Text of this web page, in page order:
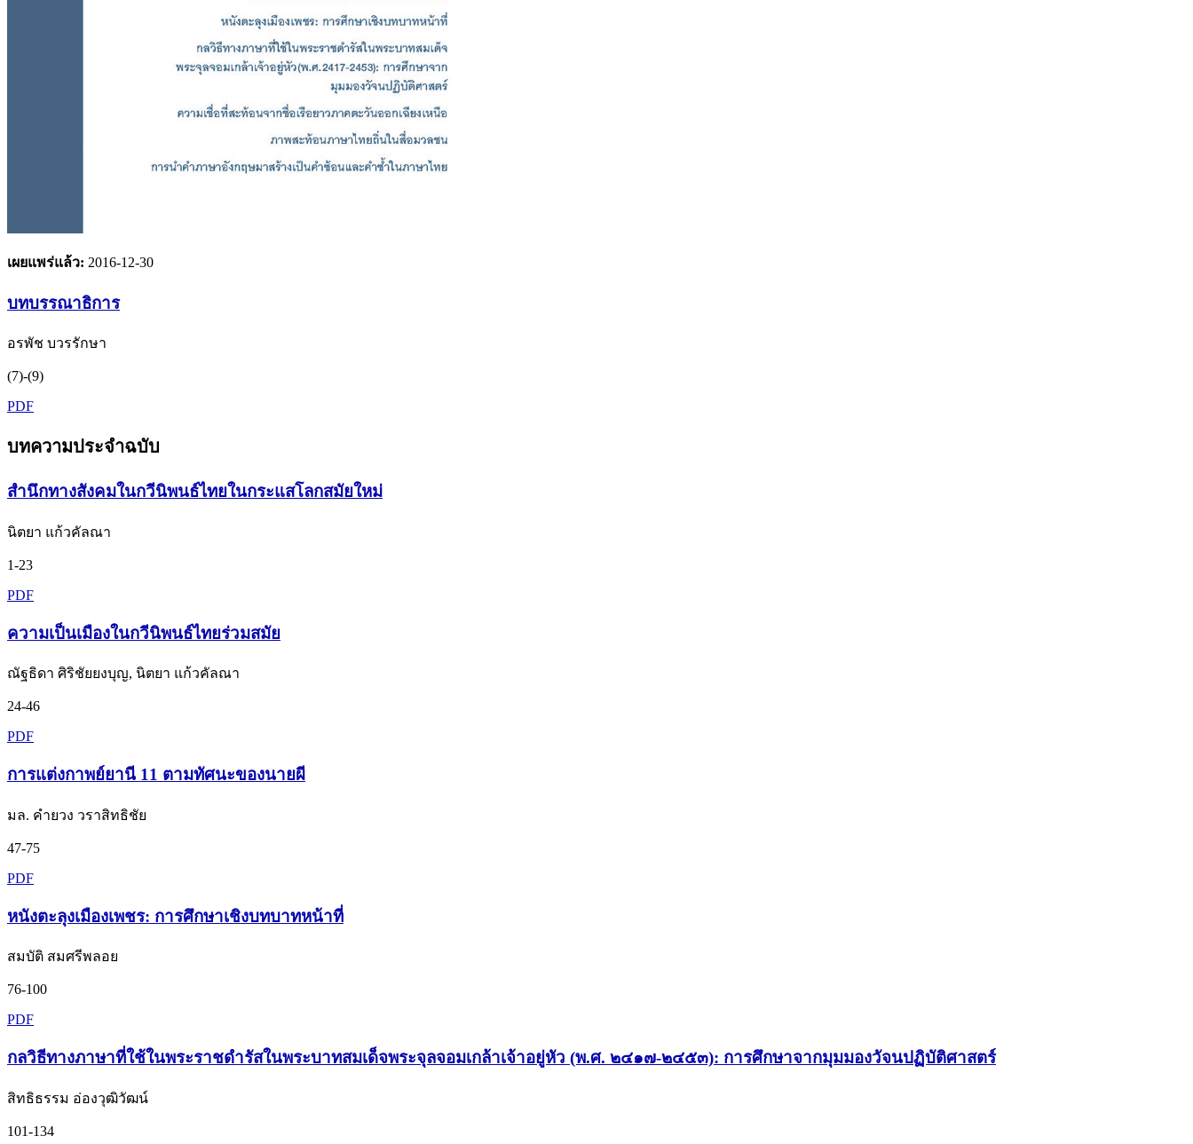
เผยแพร่แล้ว: 2016-12-30
บทบรรณาธิการ
อรพัช บวรรักษา
(7)-(9)
PDF
บทความประจำฉบับ
สำนึกทางสังคมในกวีนิพนธ์ไทยในกระแสโลกสมัยใหม่
นิตยา แก้วคัลณา
1-23
PDF
ความเป็นเมืองในกวีนิพนธ์ไทยร่วมสมัย
ณัฐธิดา ศิริชัยยงบุญ, นิตยา แก้วคัลณา
24-46
PDF
การแต่งกาพย์ยานี 11 ตามทัศนะของนายผี
มล. คำยวง วราสิทธิชัย
47-75
PDF
หนังตะลุงเมืองเพชร: การศึกษาเชิงบทบาทหน้าที่
สมบัติ สมศรีพลอย
76-100
PDF
กลวิธีทางภาษาที่ใช้ในพระราชดำรัสในพระบาทสมเด็จพระจุลจอมเกล้าเจ้าอยู่หัว (พ.ศ. ๒๔๑๗-๒๔๕๓): การศึกษาจากมุมมองวัจนปฏิบัติศาสตร์
สิทธิธรรม อ่องวุฒิวัฒน์
101-134